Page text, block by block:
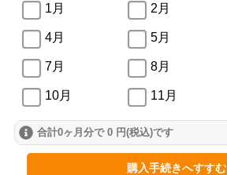
1月 2月
4月 5月
7月 8月
10月 11月
2024年
2月
合計0ヶ月分で 0 円(税込)です
購入手続きへすすむ